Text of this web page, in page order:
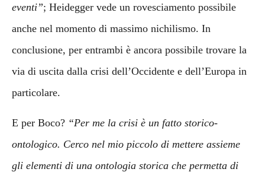
eventi”; Heidegger vede un rovesciamento possibile
anche nel momento di massimo nichilismo. In
conclusione, per entrambi è ancora possibile trovare la
via di uscita dalla crisi dell’Occidente e dell’Europa in
particolare.
E per Boco? “Per me la crisi è un fatto storico-
ontologico. Cerco nel mio piccolo di mettere assieme
gli elementi di una ontologia storica che permetta di